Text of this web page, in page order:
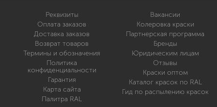
Реквизиты
Оплата заказов
Доставка заказов
Возврат товаров
Термины и обозначения
Политика
конфиденциальности
Гарантия
Карта сайта
Палитра RAL
Вакансии
Колеровка краски
Партнерская программа
Бренды
Юридическим лицам
Отзывы
Краски оптом
Каталог красок по RAL
Гид по распылению красок